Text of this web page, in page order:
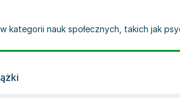
kategorii nauk społecznych, takich jak